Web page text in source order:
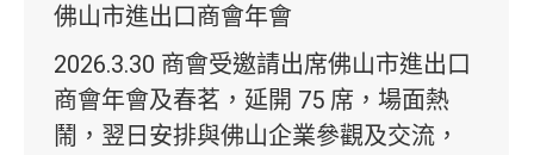
佛山市進出口商會年會
2026.3.30 商會受邀請出席佛山市進出口
商會年會及春茗，延開 75 席，場面熱
鬧，翌日安排與佛山企業參觀及交流，